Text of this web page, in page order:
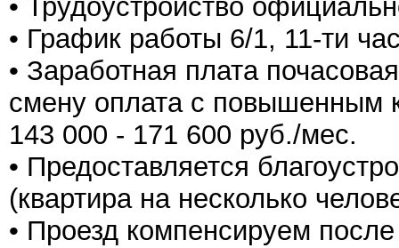
• Трудоустройство
• График работы 6/1, 11-ти
• Заработная плата
смену оплата с повышенным
143 000 - 171 600 руб./мес.
• Предоставляется
(квартира на несколько
• Проезд компенсируем